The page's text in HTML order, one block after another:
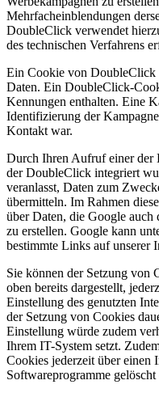
Mehrfacheinblendungen
DoubleClick verwendet
des technischen Verfahrens
Ein Cookie von DoubleClick
Daten. Ein DoubleClick-
Kennungen enthalten. Eine
Identifizierung der
Kontakt war.
Durch Ihren Aufruf einer der
der DoubleClick integriert
veranlasst, Daten zum
übermitteln. Im Rahmen
über Daten, die Google auch
zu erstellen. Google kann
bestimmte Links auf unserer
Sie können der Setzung von
oben bereits dargestellt,
Einstellung des genutzten
der Setzung von Cookies
Einstellung würde zudem
Ihrem IT-System setzt.
Cookies jederzeit über einen
Softwareprogramme gelöscht